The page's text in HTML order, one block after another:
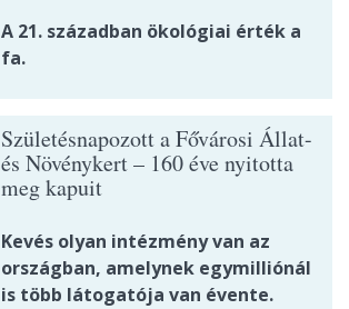
A 21. században ökológiai érték a
fa.
Születésnapozott a Fővárosi Állat-
és Növénykert – 160 éve nyitotta
meg kapuit
Kevés olyan intézmény van az
országban, amelynek egymilliónál
is több látogatója van évente.